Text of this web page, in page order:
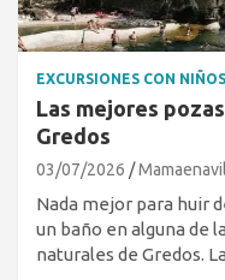
EXCURSIONES CON
Las mejores
Gredos
03/07/2026
Nada mejor para huir
un baño en alguna de
naturales de Gredos.